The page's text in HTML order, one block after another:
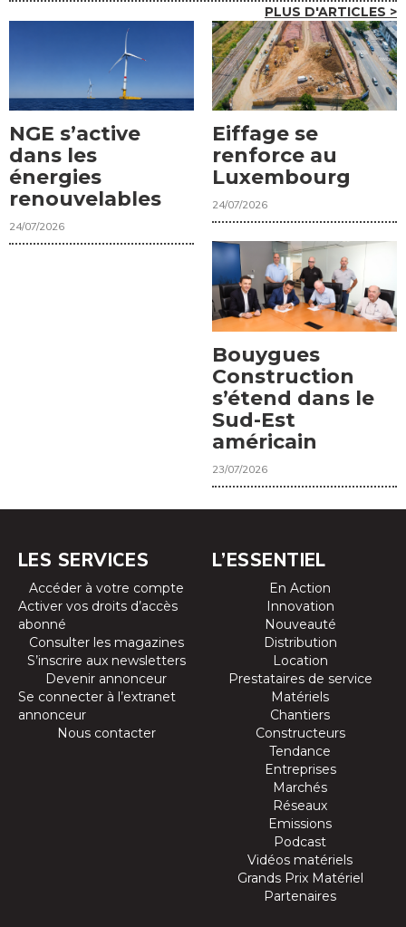
PLUS D'ARTICLES >
NGE s’active
dans les
énergies
renouvelables
24/07/2026
Eiffage se
renforce au
Luxembourg
24/07/2026
Bouygues
Construction
s’étend dans le
Sud-Est
américain
23/07/2026
LES SERVICES
Accéder à votre compte
Activer vos droits d’accès
abonné
Consulter les magazines
S’inscrire aux newsletters
Devenir annonceur
Se connecter à l’extranet
annonceur
Nous contacter
L’ESSENTIEL
En Action
Innovation
Nouveauté
Distribution
Location
Prestataires de service
Matériels
Chantiers
Constructeurs
Tendance
Entreprises
Marchés
Réseaux
Emissions
Podcast
Vidéos matériels
Grands Prix Matériel
Partenaires